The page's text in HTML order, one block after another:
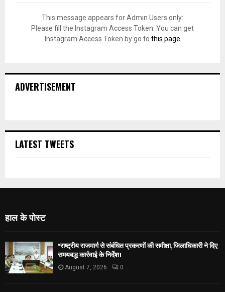
This message appears for Admin Users only:
Please fill the Instagram Access Token. You can get
Instagram Access Token by go to this page
ADVERTISEMENT
LATEST TWEETS
हाल के पोस्ट
*राष्ट्रीय राजमार्ग से संबंधित प्रकरणों की समीक्षा, जिलाधिकारी ने दिए
समयबद्ध कार्रवाई के निर्देश।
August 7, 2026 0